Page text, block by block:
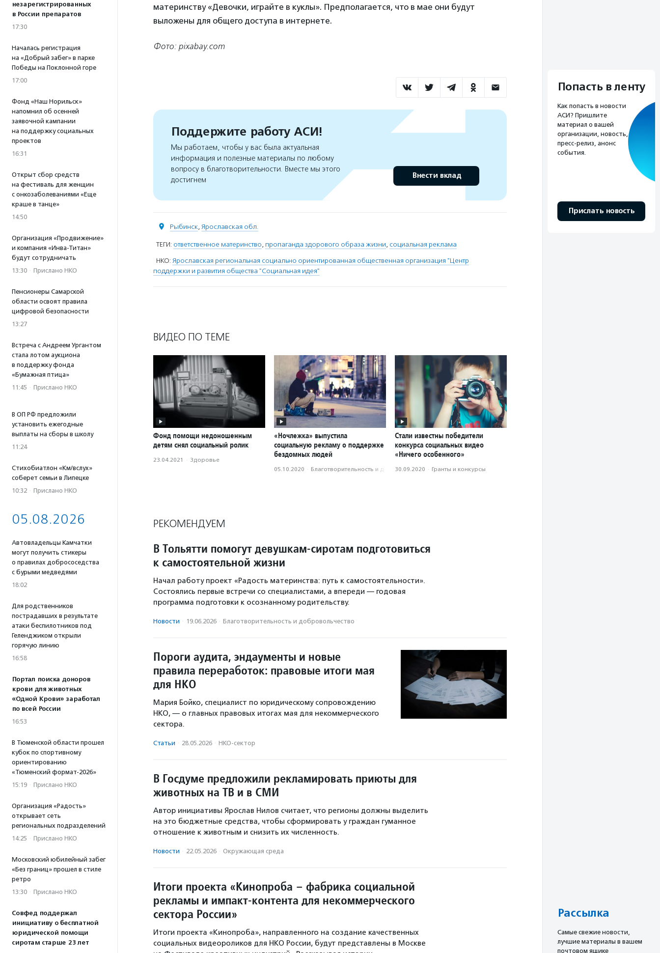
незарегистрированных
в России препаратов
17:30
Началась регистрация
на «Добрый забег» в парке
Победы на Поклонной горе
17:00
Фонд «Наш Норильск»
напомнил об осенней
заявочной кампании
на поддержку социальных
проектов
16:31
Открыт сбор средств
на фестиваль для женщин
с онкозаболеваниями «Еще
краше в танце»
14:50
Организация «Продвижение»
и компания «Инва-Титан»
будут сотрудничать
13:30 · Прислано НКО
Пенсионеры Самарской
области освоят правила
цифровой безопасности
13:27
Встреча с Андреем Ургантом
стала лотом аукциона
в поддержку фонда
«Бумажная птица»
11:45 · Прислано НКО
В ОП РФ предложили
установить ежегодные
выплаты на сборы в школу
11:24
Стихобиатлон «Км/вслух»
соберет семьи в Липецке
10:32 · Прислано НКО
05.08.2026
Автовладельцы Камчатки
могут получить стикеры
о правилах добрососедства
с бурыми медведями
18:02
Для родственников
пострадавших в результате
атаки беспилотников под
Геленджиком открыли
горячую линию
16:58
Портал поиска доноров
крови для животных
«Одной Крови» заработал
по всей России
16:53
В Тюменской области прошел
кубок по спортивному
ориентированию
«Тюменский формат-2026»
15:19 · Прислано НКО
Организация «Радость»
открывает сеть
региональных подразделений
14:25 · Прислано НКО
Московский юбилейный забег
«Без границ» прошел в стиле
ретро
13:30 · Прислано НКО
Совфед поддержал
инициативу о бесплатной
юридической помощи
сиротам старше 23 лет
материнству «Девочки, играйте в куклы». Предполагается, что в мае они будут
выложены для общего доступа в интернете.
Фото: pixabay.com
Поддержите работу АСИ!
Мы работаем, чтобы у вас была актуальная
информация и полезные материалы по любому
вопросу в благотворительности. Вместе мы этого
достигнем
Внести вклад
Рыбинск, Ярославская обл.
ТЕГИ: ответственное материнство, пропаганда здорового образа жизни, социальная реклама
НКО: Ярославская региональная социально ориентированная общественная организация "Центр
поддержки и развития общества "Социальная идея"
ВИДЕО ПО ТЕМЕ
Фонд помощи недоношенным
детям снял социальный ролик
23.04.2021 · Здоровье
«Ночлежка» выпустила
социальную рекламу о поддержке
бездомных людей
05.10.2020 · Благотвори­тель­ность и доброволь­чест­во
Стали известны победители
конкурса социальных видео
«Ничего особенного»
30.09.2020 · Гранты и конкурсы
РЕКОМЕНДУЕМ
В Тольятти помогут девушкам-сиротам подготовиться
к самостоятельной жизни
Начал работу проект «Радость материнства: путь к самостоятельности».
Состоялись первые встречи со специалистами, а впереди — годовая
программа подготовки к осознанному родительству.
Новости · 19.06.2026 · Благотвори­тель­ность и доброволь­чест­во
Пороги аудита, эндаументы и новые
правила переработок: правовые итоги мая
для НКО
Мария Бойко, специалист по юридическому сопровождению
НКО, — о главных правовых итогах мая для некоммерческого
сектора.
Статьи · 28.05.2026 · НКО-сектор
В Госдуме предложили рекламировать приюты для
животных на ТВ и в СМИ
Автор инициативы Ярослав Нилов считает, что регионы должны выделить
на это бюджетные средства, чтобы сформировать у граждан гуманное
отношение к животным и снизить их численность.
Новости · 22.05.2026 · Окружающая среда
Итоги проекта «Кинопроба – фабрика социальной
рекламы и импакт-контента для некоммерческого
сектора России»
Итоги проекта «Кинопроба», направленного на создание качественных
социальных видеороликов для НКО России, будут представлены в Москве
Попасть в ленту
Как попасть в новости
АСИ? Пришлите
материал о вашей
организации, новость,
пресс-релиз, анонс
события.
Прислать новость
Рассылка
Cамые свежие новости,
лучшие материалы в вашем
почтовом ящике